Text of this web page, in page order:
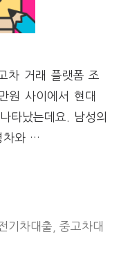
차 거래 플랫폼 조
원 사이에서 현대
타났는데요. 남성의
차와 …
기차대출 ,중고차대